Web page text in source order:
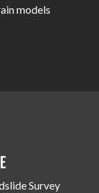
models
Survey